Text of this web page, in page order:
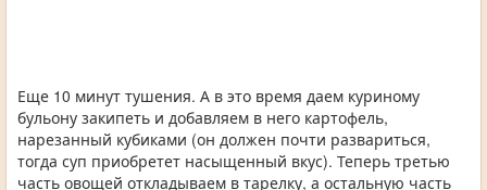
Еще 10 минут тушения. А в это время даем куриному
бульону закипеть и добавляем в него картофель,
нарезанный кубиками (он должен почти развариться,
тогда суп приобретет насыщенный вкус). Теперь третью
часть овощей откладываем в тарелку, а остальную часть